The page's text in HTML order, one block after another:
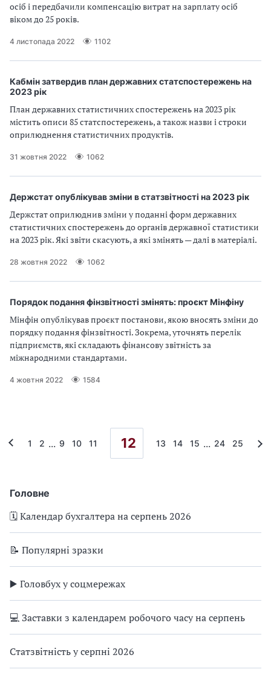
Головне
🗓️ Календар бухгалтера на серпень 2026
📝 Популярні зразки
▶️ Головбух у соцмережах
💻 Заставки з календарем робочого часу на серпень
Статзвітність у серпні 2026
осіб і передбачили компенсацію витрат на зарплату осіб
віком до 25 років.
4 листопада 2022 1102
Кабмін затвердив план державних статспостережень на
2023 рік
План державних статистичних спостережень на 2023 рік
містить описи 85 статспостережень, а також назви і строки
оприлюднення статистичних продуктів.
31 жовтня 2022 1062
Держстат опублікував зміни в статзвітності на 2023 рік
Держстат оприлюднив зміни у поданні форм державних
статистичних спостережень до органів державної статистики
на 2023 рік. Які звіти скасують, а які змінять — далі в матеріалі.
28 жовтня 2022 1062
Порядок подання фінзвітності змінять: проєкт Мінфіну
Мінфін опублікував проєкт постанови, якою вносять зміни до
порядку подання фінзвітності. Зокрема, уточнять перелік
підприємств, які складають фінансову звітність за
міжнародними стандартами.
4 жовтня 2022 1584
1 2 ... 9 10 11 12 13 14 15 ... 24 25